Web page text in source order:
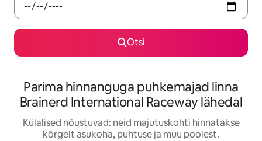
Otsi
Parima hinnanguga puhkemajad linna
Brainerd International Raceway lähedal
Külalised nõustuvad: neid majutuskohti hinnatakse
kõrgelt asukoha, puhtuse ja muu poolest.